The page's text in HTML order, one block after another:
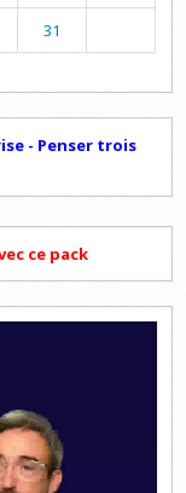
31
- Penser trois
ce pack